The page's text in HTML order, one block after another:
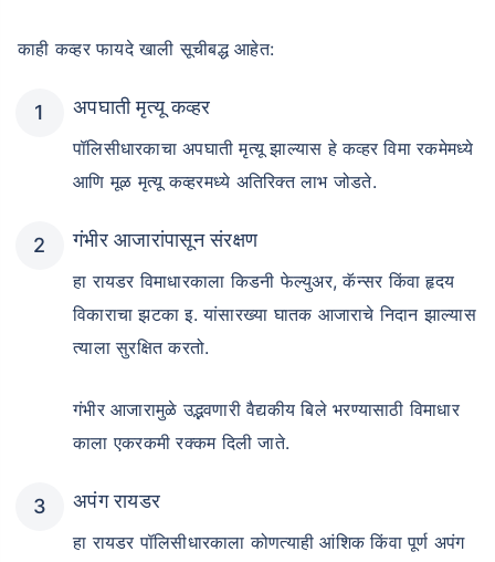
काही कव्हर फायदे खाली सूचीबद्ध आहेत:
अपघाती मृत्यू कव्हर
पॉलिसीधारकाचा अपघाती मृत्यू झाल्यास हे कव्हर विमा रकमेमध्ये
आणि मूळ मृत्यू कव्हरमध्ये अतिरिक्त लाभ जोडते.
गंभीर आजारांपासून संरक्षण
हा रायडर विमाधारकाला किडनी फेल्युअर, कॅन्सर किंवा हृदय
विकाराचा झटका इ. यांसारख्या घातक आजाराचे निदान झाल्यास
त्याला सुरक्षित करतो.
गंभीर आजारामुळे उद्भवणारी वैद्यकीय बिले भरण्यासाठी विमाधार
काला एकरकमी रक्कम दिली जाते.
अपंग रायडर
हा रायडर पॉलिसीधारकाला कोणत्याही आंशिक किंवा पूर्ण अपंग
समर्पित क्लेम सहाय्यता
कोणतेही लपविलेले शुल्क नाही
प्लॅन्स पहा
LIC ग्रोथ फंडच्या सुरुवातीपासूनचा परतावा+
₹2.5 लाख प्रति वर्ष गुंतवणुकीपर्यंत कर लाभ